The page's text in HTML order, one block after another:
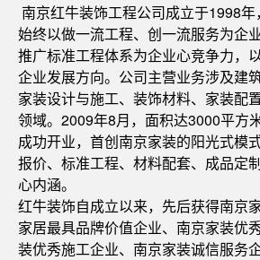
南京红牛装饰工程公司成立于1998
始终以做一流工程、创一流服务为企
推广标准工程体系为企业心竞争力，
企业发展方向。公司主营业务涉及建
家装设计与施工、装饰材料、家装配
领域。2009年8月，面积达3000平方
成功开业，首创南京家装的阳光式模
报价、标准工程、材料配套、成品定
心内涵。
红牛装饰自成立以来，先后获得南京
家居最具品牌价值企业、南京家装优
装优秀施工企业、南京家装诚信服务